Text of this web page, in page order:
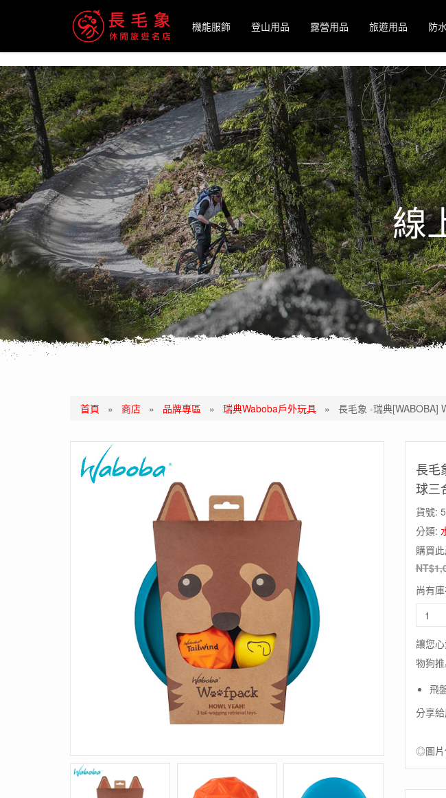
機能服飾
登山用品 露營用品 旅遊用品 防
線
首頁 » 商店 » 品牌專區 » 瑞典Waboba戶外玩具 » 長毛象 -瑞典[WABOBA]
長毛
球三
貨號:
分類:
購買
NT$
尚有
毛
象
-
瑞
寵
具
讓您
物狗
飛
分享
◎圖片